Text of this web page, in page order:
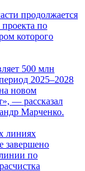
продолжается
по
которого
500 млн
2025–2028
новом
— рассказал
Марченко.
линиях
завершено
по